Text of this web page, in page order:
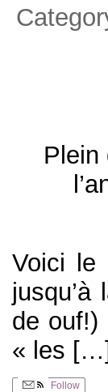
Plein
Voici le
de ouf!)
« les […]
Follow